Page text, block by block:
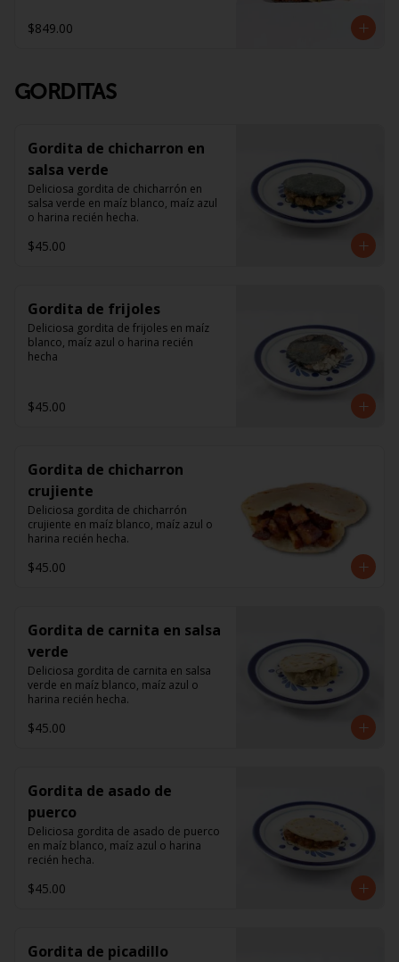
$849.00
GORDITAS
Gordita de chicharron en
salsa verde
Deliciosa gordita de chicharrón en
salsa verde en maíz blanco, maíz azul
o harina recién hecha.
$45.00
Gordita de frijoles
Deliciosa gordita de frijoles en maíz
blanco, maíz azul o harina recién
hecha
$45.00
Gordita de chicharron
crujiente
Deliciosa gordita de chicharrón
crujiente en maíz blanco, maíz azul o
harina recién hecha.
$45.00
Gordita de carnita en salsa
verde
Deliciosa gordita de carnita en salsa
verde en maíz blanco, maíz azul o
harina recién hecha.
$45.00
Gordita de asado de
puerco
Deliciosa gordita de asado de puerco
en maíz blanco, maíz azul o harina
recién hecha.
$45.00
Gordita de picadillo